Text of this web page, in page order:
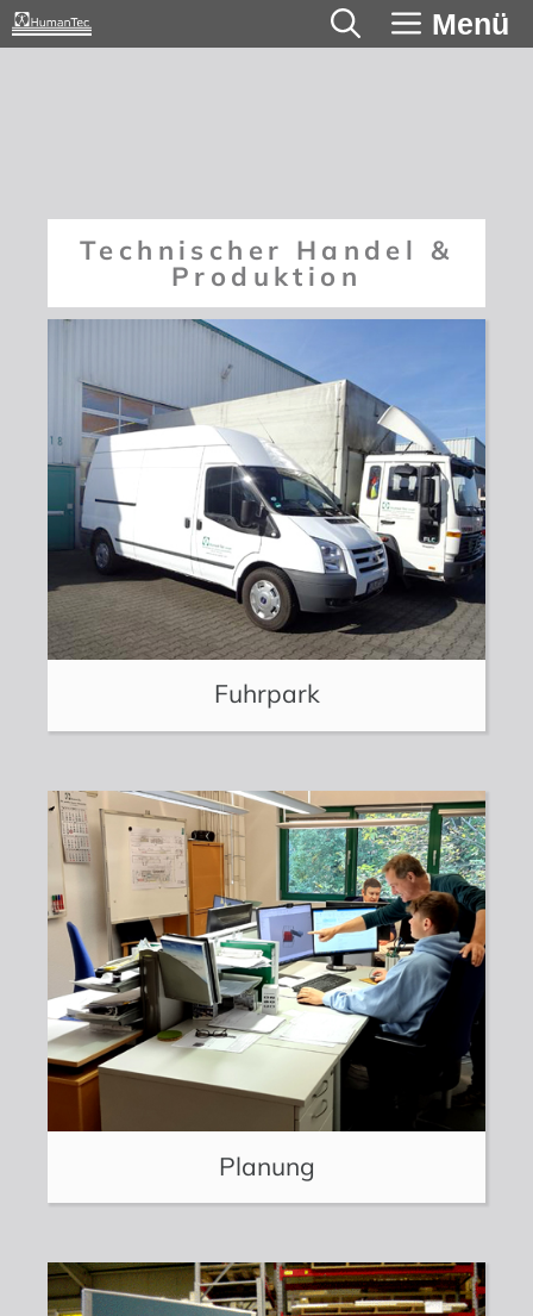
Zum
Inhalt
Menü
Technischer Handel &
Produktion
Fuhrpark
Planung